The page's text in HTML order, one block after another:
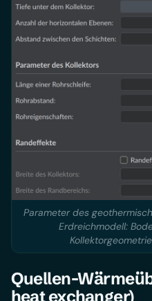
Parameter des
Erdreichmodell:
Quellen-
heat exchanger)